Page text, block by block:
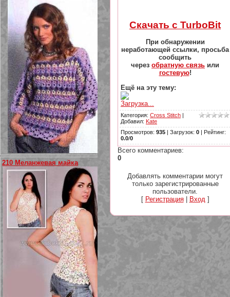
210 Меланжевая майка
Скачать с TurboBit
При обнаружении
неработающей ссылки, просьба
сообщить
через обратную связь или
гостевую!
Ещё на эту тему:
Загрузка...
Категория: Cross Stitch |
Добавил: Kate
Просмотров: 935 | Загрузок: 0 | Рейтинг:
0.0/0
Всего комментариев:
0
Добавлять комментарии могут
только зарегистрированные
пользователи.
[ Регистрация| Вход]